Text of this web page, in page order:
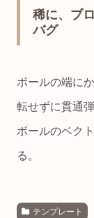
稀に、ブ
バグ
ボールの端に
転せずに貫通
ボールのベク
る。
テンプレート